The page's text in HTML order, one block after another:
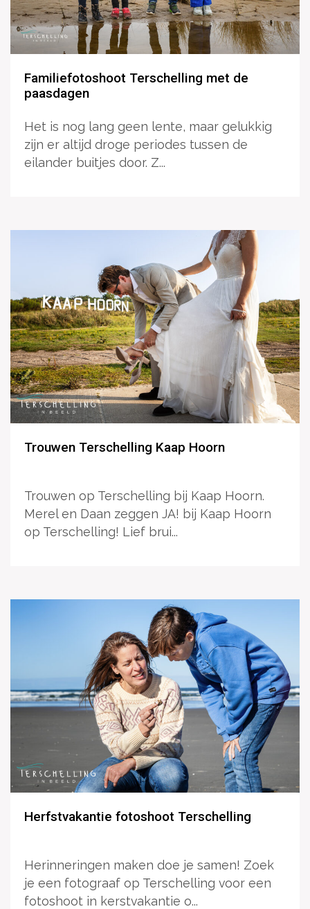
Familiefotoshoot Terschelling met de
paasdagen
Het is nog lang geen lente, maar gelukkig
zijn er altijd droge periodes tussen de
eilander buitjes door. Z...
Trouwen Terschelling Kaap Hoorn
Trouwen op Terschelling bij Kaap Hoorn.
Merel en Daan zeggen JA! bij Kaap Hoorn
op Terschelling! Lief brui...
Herfstvakantie fotoshoot Terschelling
Herinneringen maken doe je samen! Zoek
je een fotograaf op Terschelling voor een
fotoshoot in kerstvakantie o...